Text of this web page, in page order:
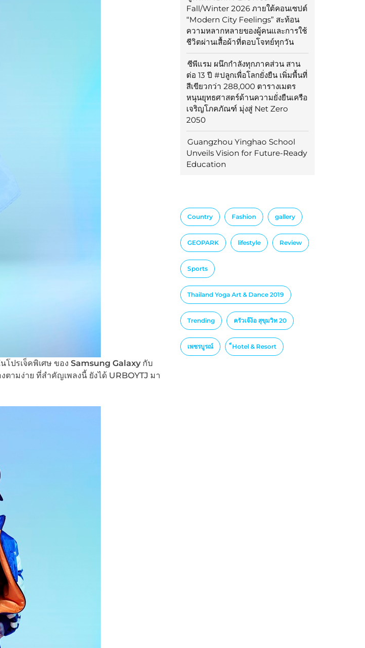
Fall/Winter 2026 ภายใต้คอนเซปต์
“Modern City Feelings” สะท้อน
ความหลากหลายของผู้คนและการใช้
ชีวิตผ่านเสื้อผ้าที่ตอบโจทย์ทุกวัน
ซีพีแรม ผนึกกำลังทุกภาคส่วน สาน
ต่อ 13 ปี #ปลูกเพื่อโลกยั่งยืน เพิ่มพื้นที่
สีเขียวกว่า 288,000 ตารางเมตร
หนุนยุทธศาสตร์ด้านความยั่งยืนเครือ
เจริญโภคภัณฑ์ มุ่งสู่ Net Zero
2050
Guangzhou Yinghao School
Unveils Vision for Future-Ready
Education
Country Fashion gallery
GEOPARK lifestyle Review
Sports
Thailand Yoga Art & Dance 2019
Trending ครัวเจ๊ง้อ สุขุมวิท 20
เพชรบูรณ์ ็Hotel & Resort
ปรเจ็คพิเศษ ของ Samsung Galaxy กับ
ามง่าย ที่สำคัญเพลงนี้ ยังได้ URBOYTJ มา